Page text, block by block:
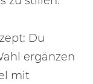
Du
ergänzen
mit